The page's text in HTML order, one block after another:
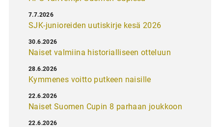
SJK-junioreiden uutiskirje kesä 2026
7.7.2026
Naiset valmiina historialliseen otteluun
30.6.2026
Kymmenes voitto putkeen naisille
28.6.2026
Naiset Suomen Cupin 8 parhaan joukkoon
22.6.2026
22.6.2026